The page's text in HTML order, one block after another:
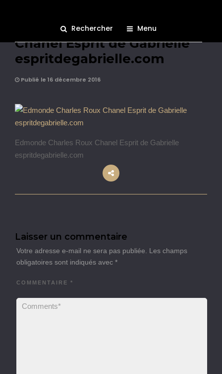
Rechercher Menu
Edmonde Charles Roux
Chanel Esprit de Gabrielle
espritdegabrielle.com
Publié le 16 décembre 2016
Edmonde Charles Roux Chanel Esprit de Gabrielle
espritdegabrielle.com
Laisser un commentaire
Votre adresse e-mail ne sera pas publiée.
Les champs
obligatoires sont indiqués avec *
COMMENTAIRE *